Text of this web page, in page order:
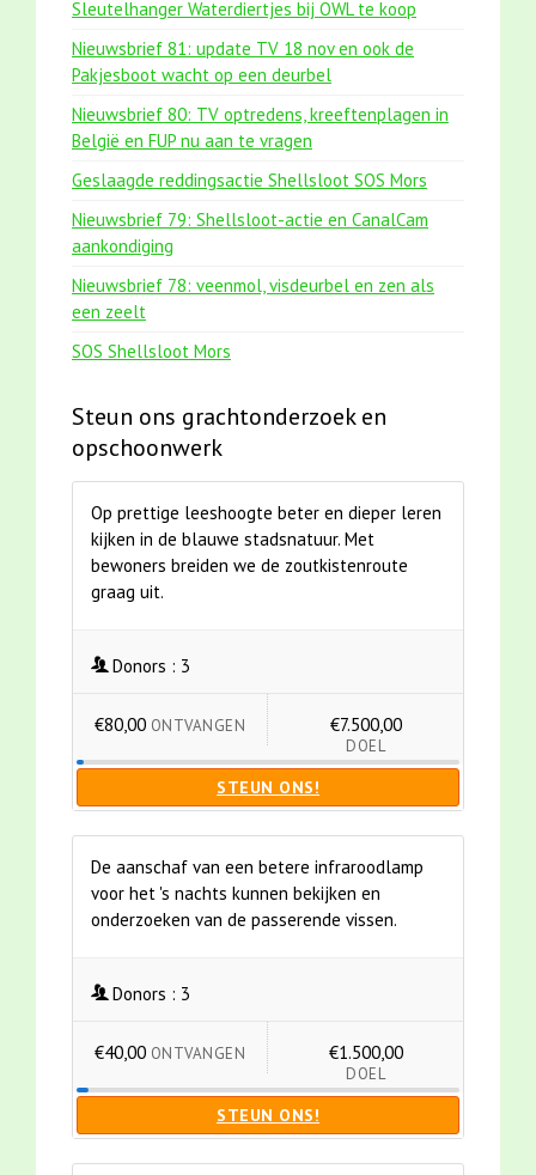
Sleutelhanger Waterdiertjes bij OWL te koop
Nieuwsbrief 81: update TV 18 nov en ook de
Pakjesboot wacht op een deurbel
Nieuwsbrief 80: TV optredens, kreeftenplagen in
België en FUP nu aan te vragen
Geslaagde reddingsactie Shellsloot SOS Mors
Nieuwsbrief 79: Shellsloot-actie en CanalCam
aankondiging
Nieuwsbrief 78: veenmol, visdeurbel en zen als
een zeelt
SOS Shellsloot Mors
Steun ons grachtonderzoek en
opschoonwerk
Op prettige leeshoogte beter en dieper leren
kijken in de blauwe stadsnatuur. Met
bewoners breiden we de zoutkistenroute
graag uit.
Donors : 3
€80,00 ONTVANGEN €7.500,00
DOEL
STEUN ONS!
De aanschaf van een betere infraroodlamp
voor het 's nachts kunnen bekijken en
onderzoeken van de passerende vissen.
Donors : 3
€40,00 ONTVANGEN €1.500,00
DOEL
STEUN ONS!